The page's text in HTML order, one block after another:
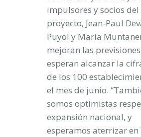
impulsores y socios del
proyecto, Jean-Paul
Puyol y María
mejoran las
esperan alcanzar la
de los 100
el mes de junio.
somos optimistas
expansión nacional, y
esperamos aterrizar en